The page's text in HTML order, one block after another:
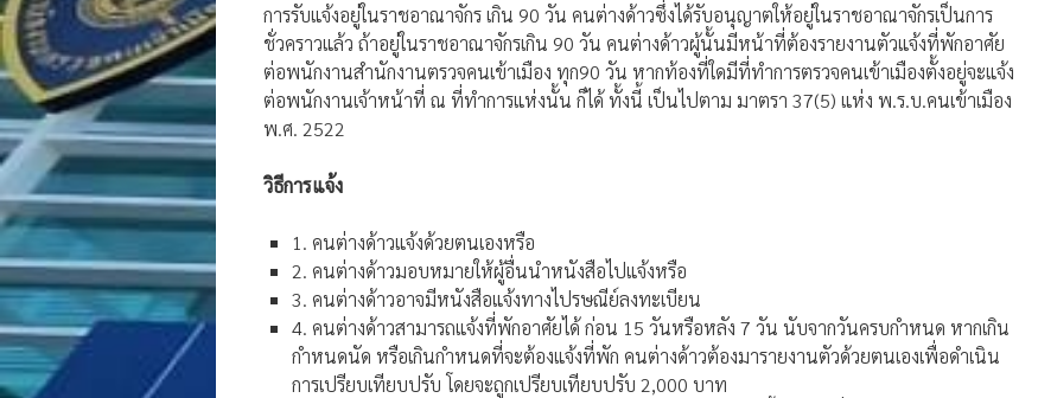
การรับแจ้งอยู่ในราชอาณาจักร เกิน 90 วัน คนต่างด้าวซึ่งได้รับอนุญาตให้อยู่ในราชอาณาจักรเป็นการ
ชั่วคราวแล้ว ถ้าอยู่ในราชอาณาจักรเกิน 90 วัน คนต่างด้าวผู้นั้นมีหน้าที่ต้องรายงานตัวแจ้งที่พักอาศัย
ต่อพนักงานสำนักงานตรวจคนเข้าเมือง ทุก90 วัน หากท้องที่ใดมีที่ทำการตรวจคนเข้าเมืองตั้งอยู่จะแจ้ง
ต่อพนักงานเจ้าหน้าที่ ณ ที่ทำการแห่งนั้น ก็ได้ ทั้งนี้ เป็นไปตาม มาตรา 37(5) แห่ง พ.ร.บ.คนเข้าเมือง
พ.ศ. 2522
วิธีการแจ้ง
1. คนต่างด้าวแจ้งด้วยตนเองหรือ
2. คนต่างด้าวมอบหมายให้ผู้อื่นนำหนังสือไปแจ้งหรือ
3. คนต่างด้าวอาจมีหนังสือแจ้งทางไปรษณีย์ลงทะเบียน
4. คนต่างด้าวสามารถแจ้งที่พักอาศัยได้ ก่อน 15 วันหรือหลัง 7 วัน นับจากวันครบกำหนด หากเกิน
กำหนดนัด หรือเกินกำหนดที่จะต้องแจ้งที่พัก คนต่างด้าวต้องมารายงานตัวด้วยตนเองเพื่อดำเนิน
การเปรียบเทียบปรับ โดยจะถูกเปรียบเทียบปรับ 2,000 บาท